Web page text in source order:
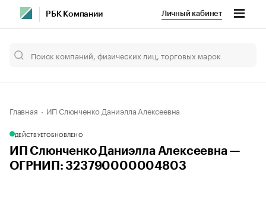
РБК Компании Личный кабинет
Главная ИП Слюнченко Даниэлла Алексеевна
ДЕЙСТВУЕТОБНОВЛЕНО
ИП Слюнченко Даниэлла Алексеевна —
ОГРНИП: 323790000004803